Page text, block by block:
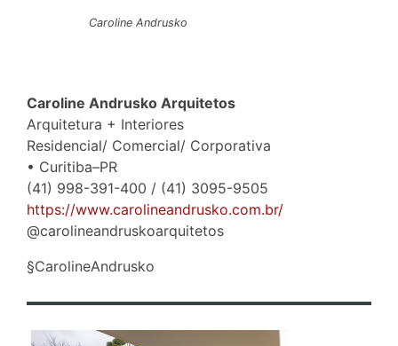
Caroline Andrusko
Caroline Andrusko Arquitetos
Arquitetura + Interiores
Residencial/ Comercial/ Corporativa
• Curitiba–PR
(41) 998-391-400 / (41) 3095-9505
https://www.carolineandrusko.com.br/
@carolineandruskoarquitetos
§CarolineAndrusko